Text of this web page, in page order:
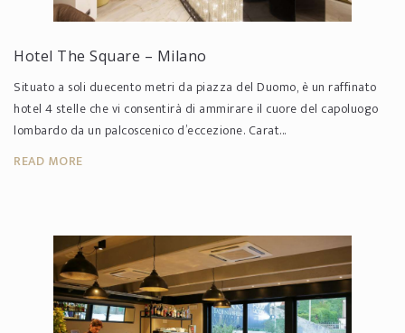
Hotel The Square – Milano
Situato a soli duecento metri da piazza del Duomo, è un raffinato
hotel 4 stelle che vi consentirà di ammirare il cuore del capoluogo
lombardo da un palcoscenico d’eccezione. Carat...
READ MORE